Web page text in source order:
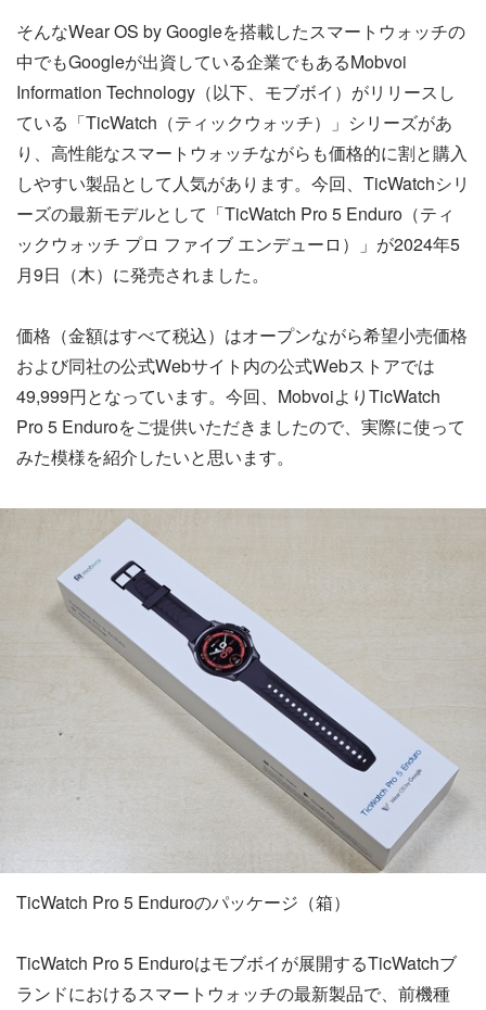
そんなWear OS by Googleを搭載したスマートウォッチの
中でもGoogleが出資している企業でもあるMobvoi
Information Technology（以下、モブボイ）がリリースし
ている「TicWatch（ティックウォッチ）」シリーズがあ
り、高性能なスマートウォッチながらも価格的に割と購入
しやすい製品として人気があります。今回、TicWatchシリ
ーズの最新モデルとして「TicWatch Pro 5 Enduro（ティ
ックウォッチ プロ ファイブ エンデューロ）」が2024年5
月9日（木）に発売されました。
価格（金額はすべて税込）はオープンながら希望小売価格
および同社の公式Webサイト内の公式Webストアでは
49,999円となっています。今回、MobvoiよりTicWatch
Pro 5 Enduroをご提供いただきましたので、実際に使って
みた模様を紹介したいと思います。
TicWatch Pro 5 Enduroのパッケージ（箱）
TicWatch Pro 5 Enduroはモブボイが展開するTicWatchブ
ランドにおけるスマートウォッチの最新製品で、前機種